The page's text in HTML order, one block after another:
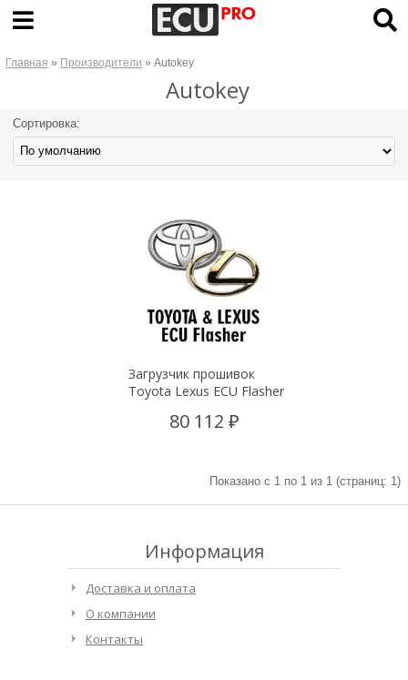
Главная » Производители » Autokey
Autokey
Сортировка:
Загрузчик прошивок
Toyota Lexus ECU Flasher
80 112 ₽
Показано с 1 по 1 из 1 (страниц: 1)
Информация
Доставка и оплата
О компании
Контакты